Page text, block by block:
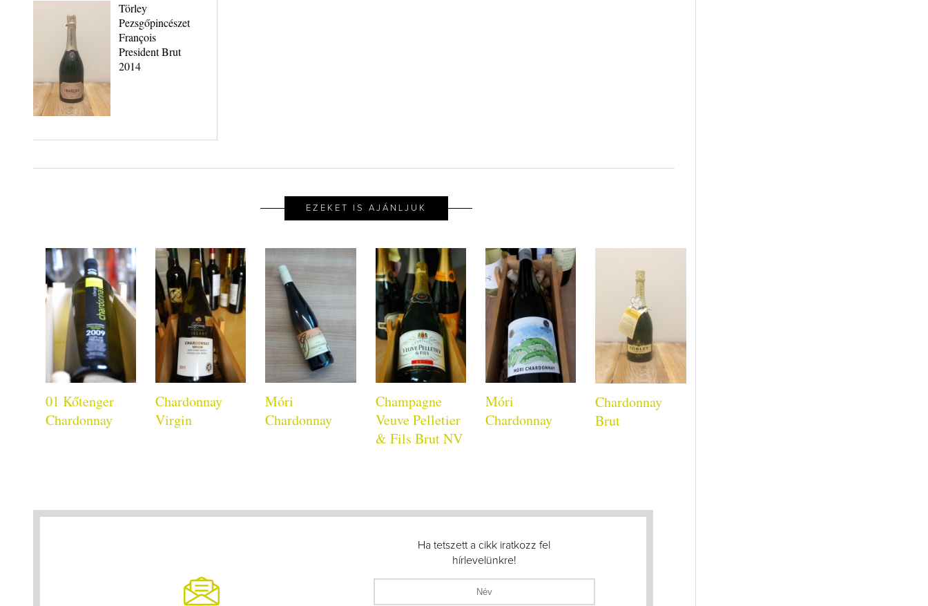
Törley
Pezsgőpincészet
François
President Brut
2014
EZEKET IS AJÁNLJUK
01 Kőtenger
Chardonnay
Chardonnay
Virgin
Móri
Chardonnay
Champagne
Veuve Pelletier
& Fils Brut NV
Móri
Chardonnay
Chardonnay
Brut
Ha tetszett a cikk iratkozz fel
hírlevelünkre!